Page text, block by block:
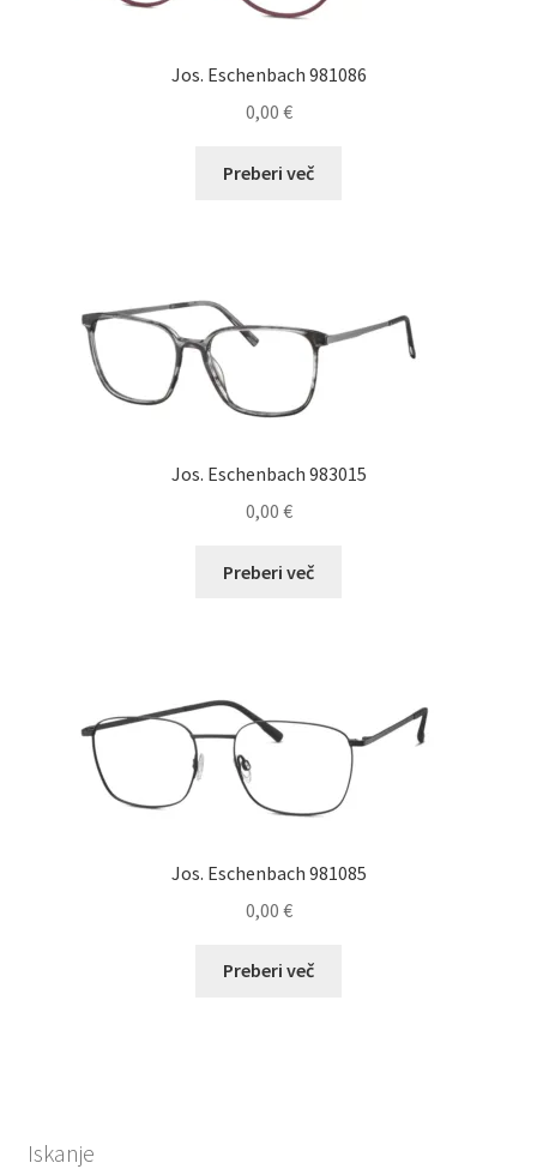
Jos. Eschenbach 981086
0,00 €
Preberi več
Jos. Eschenbach 983015
0,00 €
Preberi več
Jos. Eschenbach 981085
0,00 €
Preberi več
Iskanje